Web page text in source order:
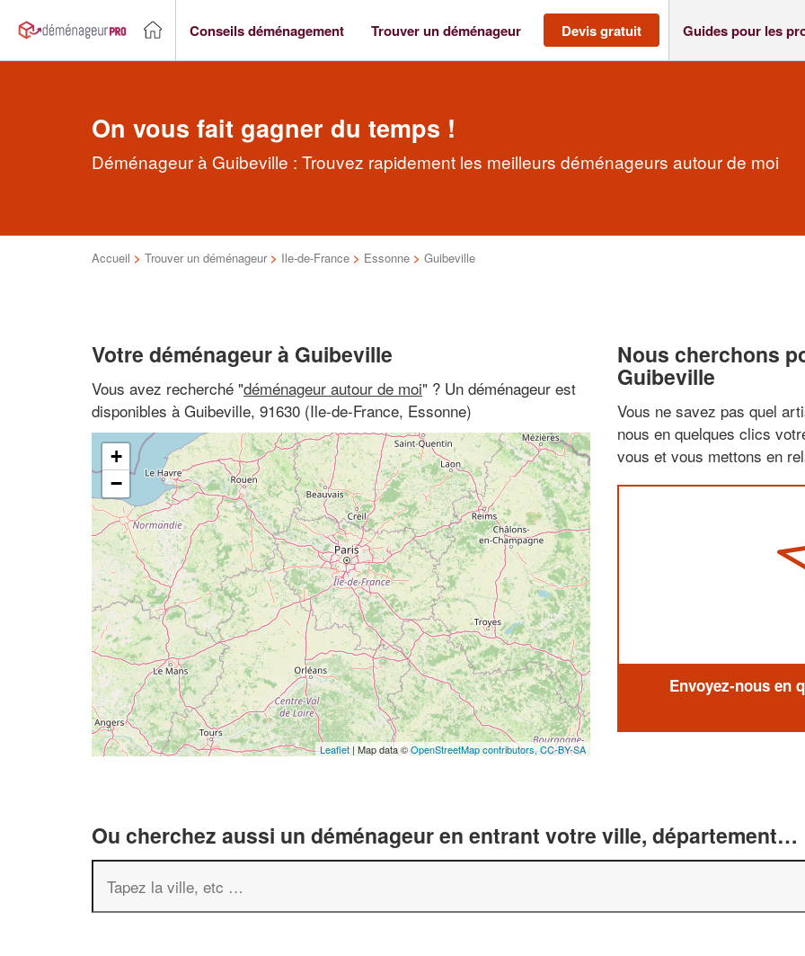
Conseils déménagement Trouver un déménageur Devis gratuit Guides pour les
On vous fait gagner du temps !
Déménageur à Guibeville : Trouvez rapidement les meilleurs déménageurs autour de moi
Accueil > Trouver un déménageur > Ile-de-France > Essonne > Guibeville
Votre déménageur à Guibeville
Vous avez recherché "déménageur autour de moi" ? Un déménageur est
disponibles à Guibeville, 91630 (Ile-de-France, Essonne)
+
−
Leaflet | Map data ©OpenStreetMap contributors,CC-BY-SA
Nous cherchons
Guibeville
Vous ne savez pas quel
nous en quelques clics
vous et vous mettons en
Envoyez-nous en
Ou cherchez aussi un déménageur en entrant votre ville, département…